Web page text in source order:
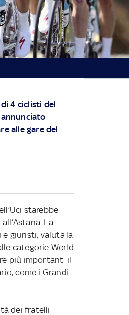
4 ciclisti del
annunciato
alle gare del
starebbe
La
e giuristi, valuta la
categorie World
più importanti il
come i Grandi
dei fratelli